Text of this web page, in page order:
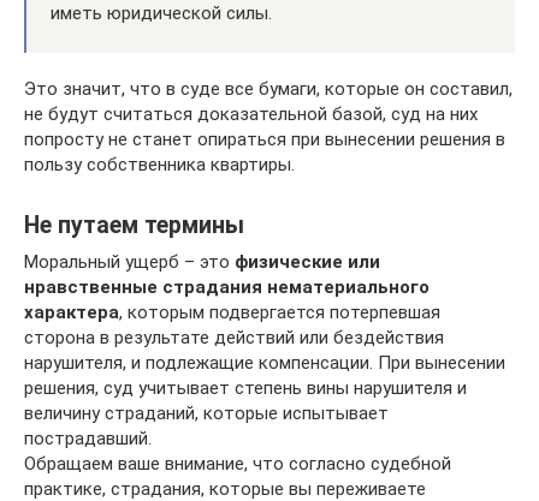
иметь юридической силы.
Это значит, что в суде все бумаги, которые он составил,
не будут считаться доказательной базой, суд на них
попросту не станет опираться при вынесении решения в
пользу собственника квартиры.
Не путаем термины
Моральный ущерб – это физические или
нравственные страдания нематериального
характера, которым подвергается потерпевшая
сторона в результате действий или бездействия
нарушителя, и подлежащие компенсации. При вынесении
решения, суд учитывает степень вины нарушителя и
величину страданий, которые испытывает
пострадавший.
Обращаем ваше внимание, что согласно судебной
практике, страдания, которые вы переживаете